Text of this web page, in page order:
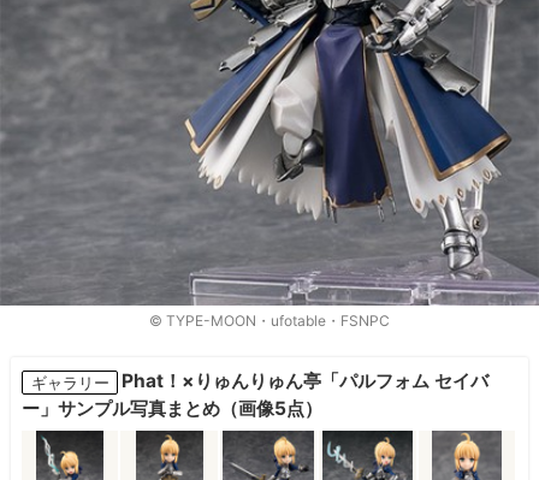
© TYPE-MOON・ufotable・FSNPC
ギャラリー
Phat！×りゅんりゅん亭「パルフォム セイバ
ー」サンプル写真まとめ（画像5点）